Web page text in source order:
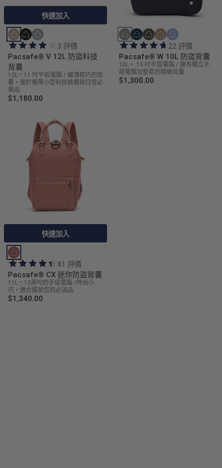
快速加入
3 評價
Pacsafe® V 12L 防盜科技
背囊
12L。11 吋平板電腦 / 纖薄輕巧的背
囊，便於攜帶小型科技裝備與日常必
需品
$1,180.00
快速加入
22 評價
Pacsafe® W 10L 防盜背囊
10L。 13 吋手提電腦 / 擁有獨立手
提電腦加墊套的精緻背囊
$1,300.00
快速加入
81 評價
Pacsafe® CX 迷你防盜背囊
11L。13英吋的手提電腦 /時尚小
巧，適合擺放您的必須品
$1,340.00